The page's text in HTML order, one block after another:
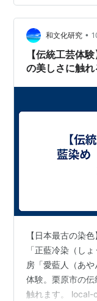
営を任せている
であったため、
ションされ、藍染
施設となった。
様に、小物や色
和文化研究 •
【伝統工芸体
の美しさに触
【日本最古の染
「正藍冷染（し
房「愛藍人（あ
体験。栗原市の
触れます。 local-